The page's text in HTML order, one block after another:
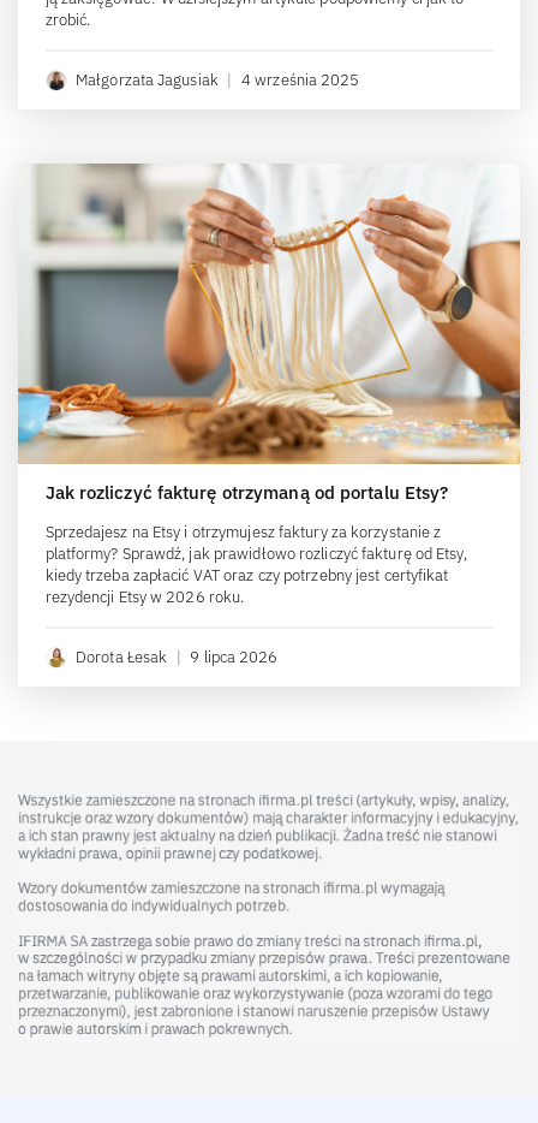
zrobić.
Małgorzata Jagusiak | 4 września 2025
Jak rozliczyć fakturę otrzymaną od portalu Etsy?
Sprzedajesz na Etsy i otrzymujesz faktury za korzystanie z
platformy? Sprawdź, jak prawidłowo rozliczyć fakturę od Etsy,
kiedy trzeba zapłacić VAT oraz czy potrzebny jest certyfikat
rezydencji Etsy w 2026 roku.
Dorota Łesak | 9 lipca 2026